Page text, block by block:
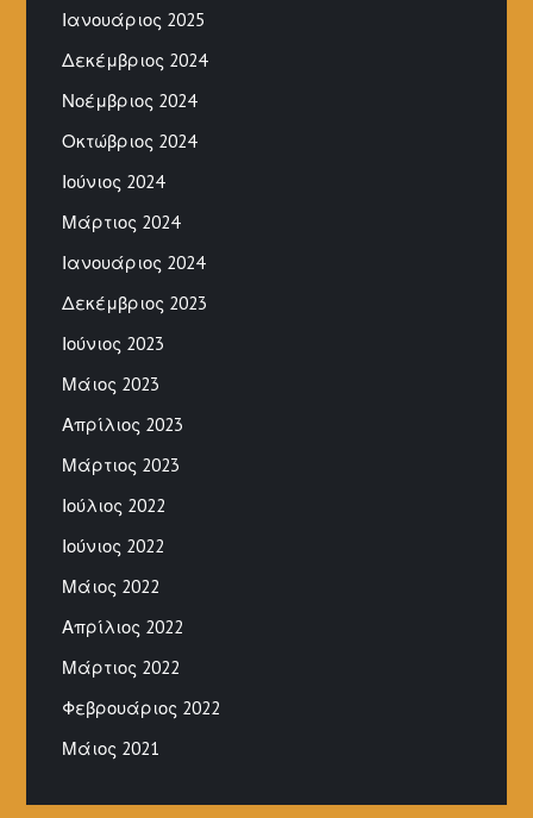
Ιανουάριος 2025
Δεκέμβριος 2024
Νοέμβριος 2024
Οκτώβριος 2024
Ιούνιος 2024
Μάρτιος 2024
Ιανουάριος 2024
Δεκέμβριος 2023
Ιούνιος 2023
Μάιος 2023
Απρίλιος 2023
Μάρτιος 2023
Ιούλιος 2022
Ιούνιος 2022
Μάιος 2022
Απρίλιος 2022
Μάρτιος 2022
Φεβρουάριος 2022
Μάιος 2021